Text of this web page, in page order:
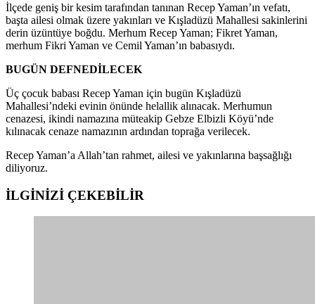
İlçede geniş bir kesim tarafından tanınan Recep Yaman’ın vefatı,
başta ailesi olmak üzere yakınları ve Kışladüzü Mahallesi sakinlerini
derin üzüntüye boğdu. Merhum Recep Yaman; Fikret Yaman,
merhum Fikri Yaman ve Cemil Yaman’ın babasıydı.
BUGÜN DEFNEDİLECEK
Üç çocuk babası Recep Yaman için bugün Kışladüzü
Mahallesi’ndeki evinin önünde helallik alınacak. Merhumun
cenazesi, ikindi namazına müteakip Gebze Elbizli Köyü’nde
kılınacak cenaze namazının ardından toprağa verilecek.
Recep Yaman’a Allah’tan rahmet, ailesi ve yakınlarına başsağlığı
diliyoruz.
İLGİNİZİ ÇEKEBİLİR